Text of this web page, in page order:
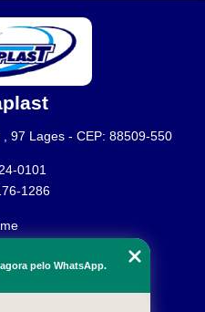
97 Lages - CEP: 88509-550
0101
1286
pelo WhatsApp.